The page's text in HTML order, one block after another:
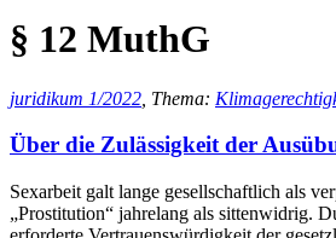
§ 12 MuthG
juridikum 1/2022 , Thema:
Über die Zulässigkeit der
Sexarbeit galt lange gesellschaftlich als
„Prostitution“ jahrelang als sittenwidrig.